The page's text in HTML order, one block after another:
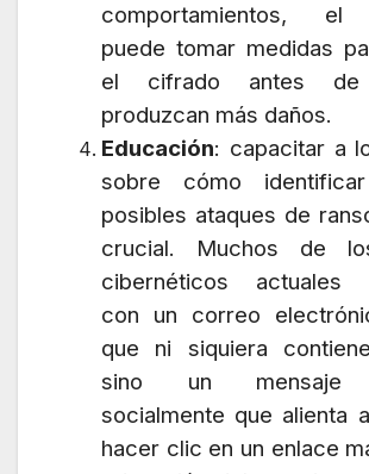
comportamientos, el
puede tomar medidas
el cifrado antes
produzcan más daños.
Educación: capacitar a
sobre cómo
posibles ataques de
crucial. Muchos de
cibernéticos actuales
con un correo
que ni siquiera
sino un mensaje
socialmente que alienta
hacer clic en un enlace